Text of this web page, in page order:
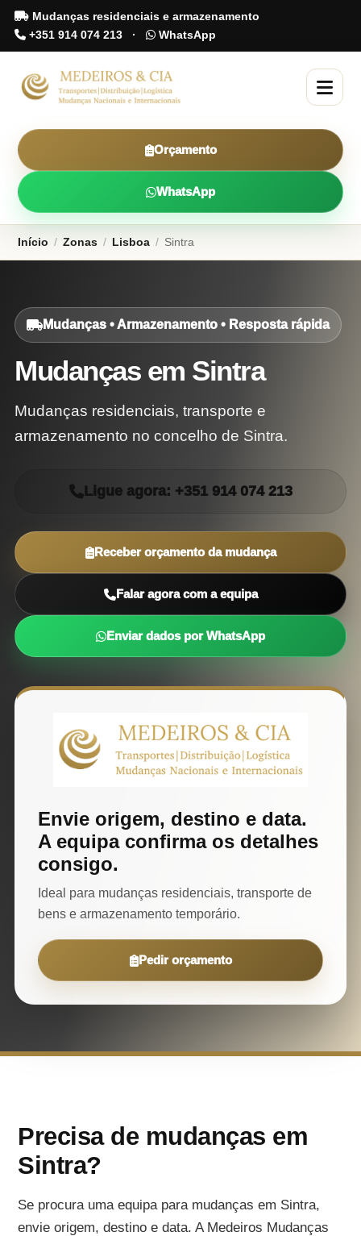
Mudanças residenciais e armazenamento
+351 914 074 213 · WhatsApp
Orçamento
WhatsApp
Início / Zonas / Lisboa / Sintra
Mudanças • Armazenamento • Resposta rápida
Mudanças em Sintra
Mudanças residenciais, transporte e
armazenamento no concelho de Sintra.
Ligue agora: +351 914 074 213
Receber orçamento da mudança
Falar agora com a equipa
Enviar dados por WhatsApp
Envie origem, destino e data.
A equipa confirma os detalhes
consigo.
Ideal para mudanças residenciais, transporte de
bens e armazenamento temporário.
Pedir orçamento
Precisa de mudanças em
Sintra?
Se procura uma equipa para mudanças em Sintra,
envie origem, destino e data. A Medeiros Mudanças